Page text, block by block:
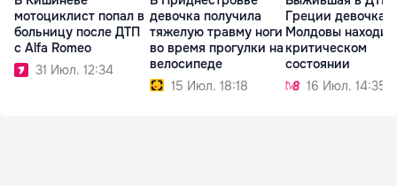
мотоциклист попал в
больницу после ДТП
с Alfa Romeo
31 Июл. 12:34
девочка получила
тяжелую травму ноги
во время прогулки на
велосипеде
15 Июл. 18:18
Греции девочка
Молдовы
критическом
состоянии
16 Июл. 14:35